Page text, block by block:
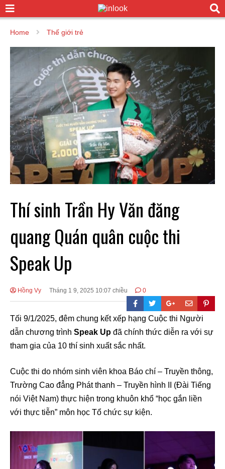
Home Thế giới trẻ
Thí sinh Trần Hy Văn đăng
quang Quán quân cuộc thi
Speak Up
Hồng Vy Tháng 1 9, 2025 10:07 chiều 0
Tối 9/1/2025, đêm chung kết xếp hạng Cuộc thi Người
dẫn chương trình Speak Up đã chính thức diễn ra với sự
tham gia của 10 thí sinh xuất sắc nhất.
Cuộc thi do nhóm sinh viên khoa Báo chí – Truyền thông,
Trường Cao đẳng Phát thanh – Truyền hình II (Đài Tiếng
nói Việt Nam) thực hiện trong khuôn khổ “học gắn liền
với thực tiễn” môn học Tổ chức sự kiện.